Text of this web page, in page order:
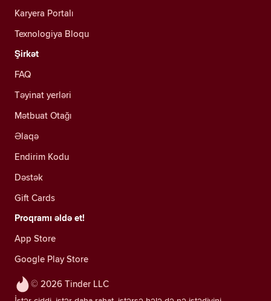
© 2026 Tinder LLC
Karyera Portalı
Texnologiya Bloqu
Şirkət
FAQ
Təyinat yerləri
Mətbuat Otağı
Əlaqə
Endirim Kodu
Dəstək
Gift Cards
Proqramı əldə et!
App Store
Google Play Store